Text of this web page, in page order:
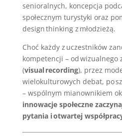
senioralnych, koncepcja
społecznym turystyki oraz
design thinking z młodzieżą.
Choć każdy z uczestników
kompetencji – od wizualnego
(visual recording), przez
wielokulturowych debat, po
– wspólnym mianownikiem
innowacje społeczne
pytania i otwartej